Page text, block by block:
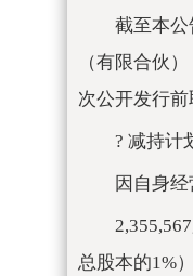
截至本
（有限合伙
次公开发行前
? 减持计
因自身
总股本的1%